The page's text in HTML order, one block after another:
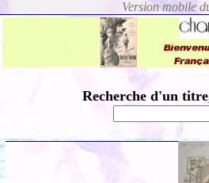
Recherche d'un